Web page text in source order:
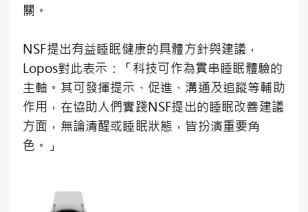
關。
NSF提出有益睡眠健康的具體方針與建議，
Lopos對此表示：「科技可作為貫串睡眠體驗的
主軸。其可發揮提示、促進、溝通及追蹤等輔助
作用，在協助人們實踐NSF提出的睡眠改善建議
方面，無論清醒或睡眠狀態，皆扮演重要角
色。」